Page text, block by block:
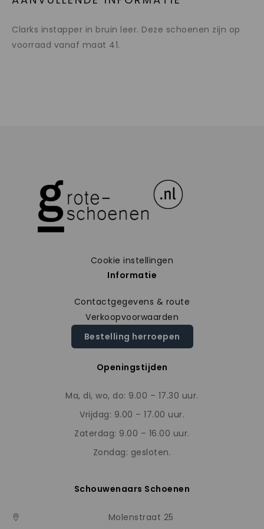
Clarks instapper in bruin leer. Deze schoenen zijn op
voorraad vanaf maat 41.
Cookie instellingen
Informatie
Contactgegevens & route
Verkoopvoorwaarden
Bestelling herroepen
Openingstijden
Ma, di, wo, do: 9.00 – 17.30 uur.
Vrijdag: 9.00 – 17.00 uur.
Zaterdag: 9.00 – 16.00 uur.
Zondag: gesloten.
Schouwenaars Schoenen
Molenstraat 25